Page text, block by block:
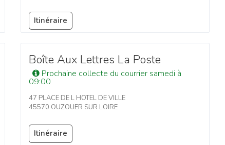
Itinéraire
Boîte Aux Lettres La Poste
Prochaine collecte du courrier samedi à
09:00
47 PLACE DE L HOTEL DE VILLE
45570 OUZOUER SUR LOIRE
Itinéraire